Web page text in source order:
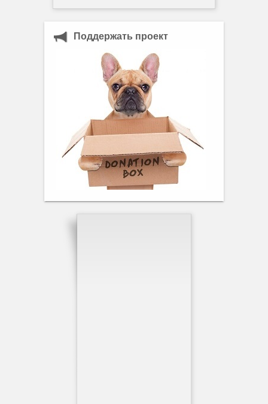
Поддержать проект